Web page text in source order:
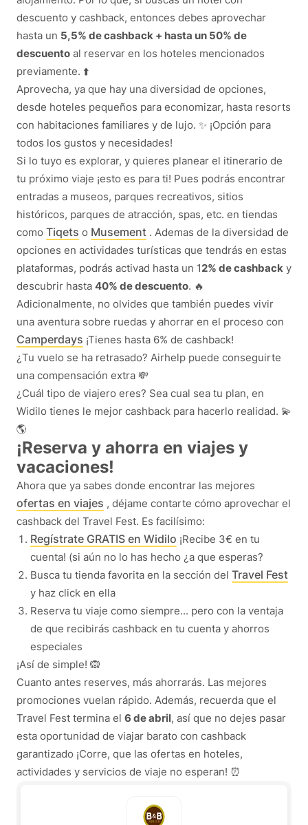
descuento y cashback, entonces debes aprovechar
hasta un 5,5% de cashback + hasta un 50% de
descuento al reservar en los hoteles mencionados
previamente. ⬆️
Aprovecha, ya que hay una diversidad de opciones,
desde hoteles pequeños para economizar, hasta resorts
con habitaciones familiares y de lujo. ✨ ¡Opción para
todos los gustos y necesidades!
Si lo tuyo es explorar, y quieres planear el itinerario de
tu próximo viaje ¡esto es para ti! Pues podrás encontrar
entradas a museos, parques recreativos, sitios
históricos, parques de atracción, spas, etc. en tiendas
como Tiqets o Musement . Ademas de la diversidad de
opciones en actividades turísticas que tendrás en estas
plataformas, podrás activad hasta un 12% de cashback y
descubrir hasta 40% de descuento. 🔥
Adicionalmente, no olvides que también puedes vivir
una aventura sobre ruedas y ahorrar en el proceso con
Camperdays ¡Tienes hasta 6% de cashback!
¿Tu vuelo se ha retrasado? Airhelp puede conseguirte
una compensación extra 💸
¿Cuál tipo de viajero eres? Sea cual sea tu plan, en
Widilo tienes le mejor cashback para hacerlo realidad. 💫
🌎
¡Reserva y ahorra en viajes y
vacaciones!
Ahora que ya sabes donde encontrar las mejores
ofertas en viajes , déjame contarte cómo aprovechar el
cashback del Travel Fest. Es facilísimo:
Regístrate GRATIS en Widilo ¡Recibe 3€ en tu
cuenta! (si aún no lo has hecho ¿a que esperas?
Busca tu tienda favorita en la sección del Travel Fest
y haz click en ella
Reserva tu viaje como siempre... pero con la ventaja
de que recibirás cashback en tu cuenta y ahorros
especiales
¡Así de simple! 🙉
Cuanto antes reserves, más ahorrarás. Las mejores
promociones vuelan rápido. Además, recuerda que el
Travel Fest termina el 6 de abril, así que no dejes pasar
esta oportunidad de viajar barato con cashback
garantizado ¡Corre, que las ofertas en hoteles,
actividades y servicios de viaje no esperan! ⏰